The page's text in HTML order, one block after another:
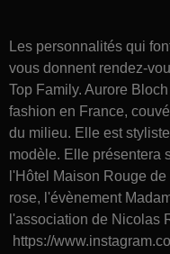
Les personnalités qui
vous donnent rendez-
Top Family. Aurore
fashion en France,
du milieu. Elle est
modèle. Elle présentera
l'Hôtel Maison Rouge
rose, l'évènement
l'association de Nicolas
https://